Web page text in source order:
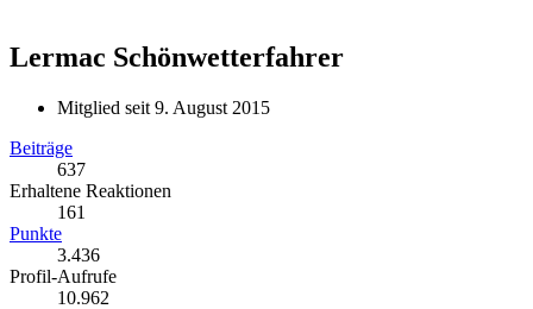
Lermac Schönwetterfahrer
Mitglied seit 9. August 2015
Beiträge
637
Erhaltene Reaktionen
161
Punkte
3.436
Profil-Aufrufe
10.962